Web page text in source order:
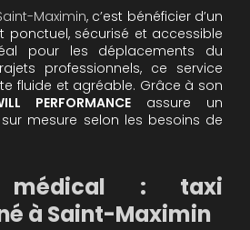
Maximin, c’est bénéficier d’un
ponctuel, sécurisé et accessible
pour les déplacements du
professionnels, ce service
fluide et agréable. Grâce à son
PERFORMANCE assure un
mesure selon les besoins de
médical : taxi
à Saint-Maximin